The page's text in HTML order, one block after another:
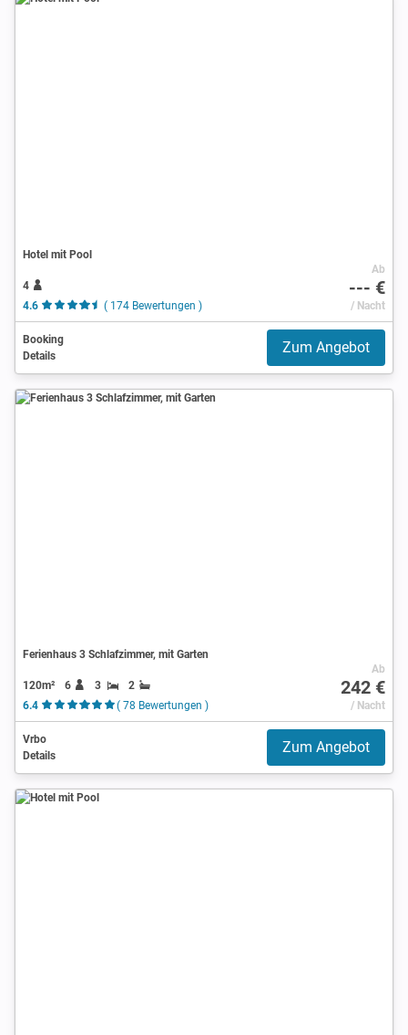
Hotel mit Pool
4
4.6
( 174 Bewertungen )
Ab
--- €
/ Nacht
Booking
Details
Zum Angebot
Ferienhaus 3 Schlafzimmer, mit Garten
120m² 6 3
2
6.4
( 78 Bewertungen )
Ab
242 €
/ Nacht
Vrbo
Details
Zum Angebot